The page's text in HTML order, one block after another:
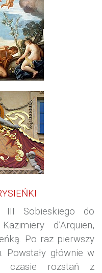
Sobieskiego do
d’Arquien,
Po raz pierwszy
. Powstały głównie w
czasie rozstań z